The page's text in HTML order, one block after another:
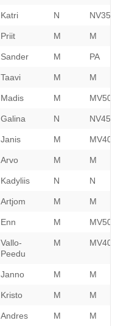
Katri N NV35
Priit M M
Sander M PA
Taavi M M
Madis M MV50
Galina N NV45
Janis M MV40
Arvo M M
Kadyliis N N
Artjom M M
Enn M MV50
Vallo-
Peedu
M MV40
Janno M M
Kristo M M
Andres M M